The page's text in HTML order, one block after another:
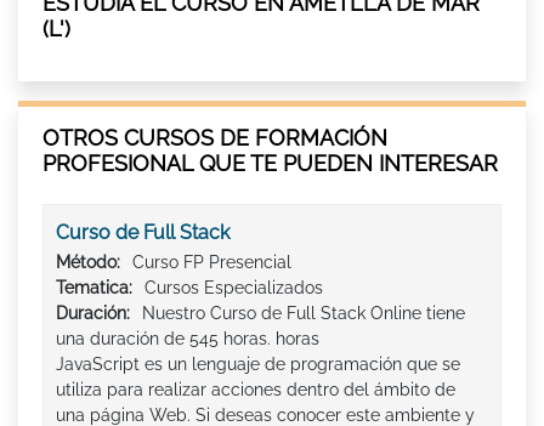
(L')
OTROS CURSOS DE FORMACIÓN
PROFESIONAL QUE TE PUEDEN INTERESAR
Curso de Full Stack
Método:
Curso FP Presencial
Tematica:
Cursos Especializados
Duración:
Nuestro Curso de Full Stack Online tiene
una duración de 545 horas. horas
JavaScript es un lenguaje de programación que se
utiliza para realizar acciones dentro del ámbito de
una página Web. Si deseas conocer este ambiente y